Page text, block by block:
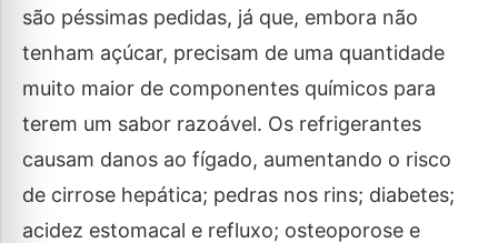
são péssimas pedidas, já que, embora não
tenham açúcar, precisam de uma quantidade
muito maior de componentes químicos para
terem um sabor razoável. Os refrigerantes
causam danos ao fígado, aumentando o risco
de cirrose hepática; pedras nos rins; diabetes;
acidez estomacal e refluxo; osteoporose e